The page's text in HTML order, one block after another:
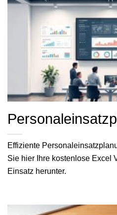
Effiziente
Sie hier Ihre kostenlose Excel
Einsatz herunter.